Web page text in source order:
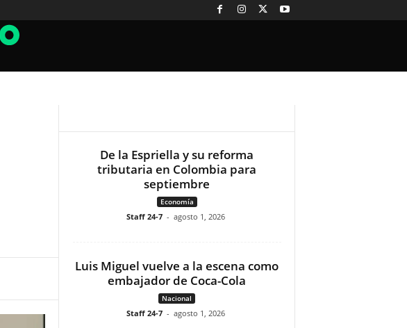
De la Espriella y su reforma
tributaria en Colombia para
septiembre
Economía
Staff 24-7 - agosto 1, 2026
Luis Miguel vuelve a la escena como
embajador de Coca-Cola
Nacional
Staff 24-7 - agosto 1, 2026